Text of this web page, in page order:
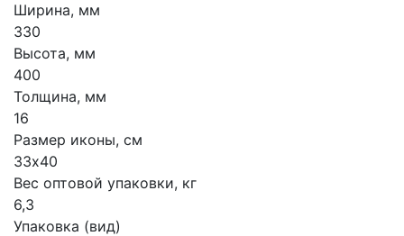
Ширина, мм
330
Высота, мм
400
Толщина, мм
16
Размер иконы, см
33х40
Вес оптовой упаковки, кг
6,3
Упаковка (вид)